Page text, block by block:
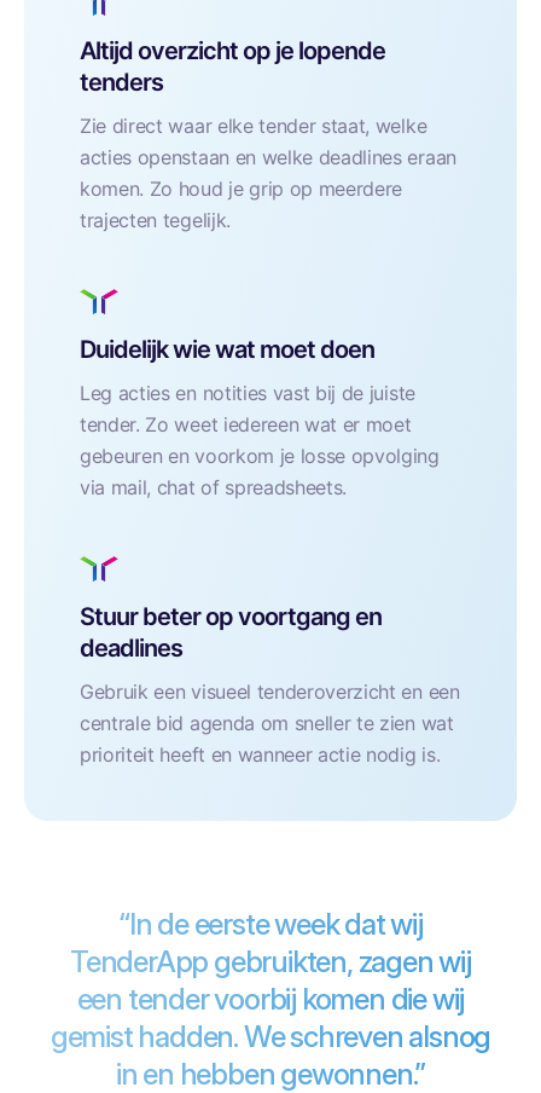
Altijd overzicht op je lopende
tenders
Zie direct waar elke tender staat, welke
acties openstaan en welke deadlines eraan
komen. Zo houd je grip op meerdere
trajecten tegelijk.
Duidelijk wie wat moet doen
Leg acties en notities vast bij de juiste
tender. Zo weet iedereen wat er moet
gebeuren en voorkom je losse opvolging
via mail, chat of spreadsheets.
Stuur beter op voortgang en
deadlines
Gebruik een visueel tenderoverzicht en een
centrale bid agenda om sneller te zien wat
prioriteit heeft en wanneer actie nodig is.
“In de eerste week dat wij
TenderApp gebruikten, zagen wij
een tender voorbij komen die wij
gemist hadden. We schreven alsnog
in en hebben gewonnen.”